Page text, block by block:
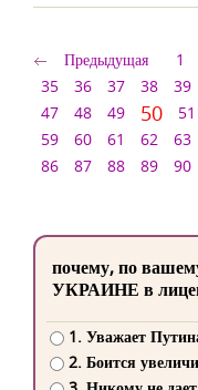
Предыдущая 1
35
36 37 38 39
47
48 49 50 51
59
60 61 62 63
86
87 88 89 90
почему, по
УКРАИНЕ в
1. Уважает
2. Боится